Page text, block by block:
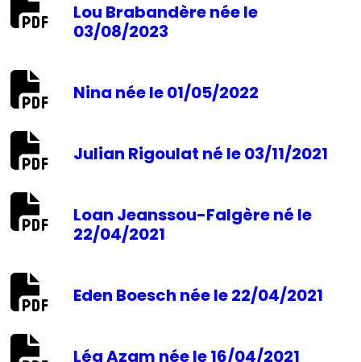
Lou Brabandère née le
03/08/2023
Nina née le 01/05/2022
Julian Rigoulat né le 03/11/2021
Loan Jeanssou-Falgère né le
22/04/2021
Eden Boesch née le 22/04/2021
Léa Azam née le 16/04/2021